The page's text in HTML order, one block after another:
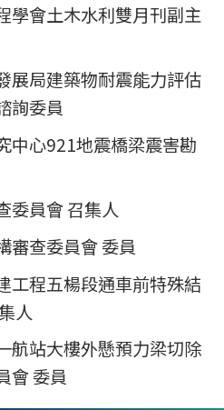
學會土木水利雙月刊副主
展局建築物耐震能力評估
詢委員
中心921地震橋梁震害勘
委員會 召集人
審查委員會 委員
工程五楊段通車前特殊結
人
航站大樓外懸預力梁切除
會 委員